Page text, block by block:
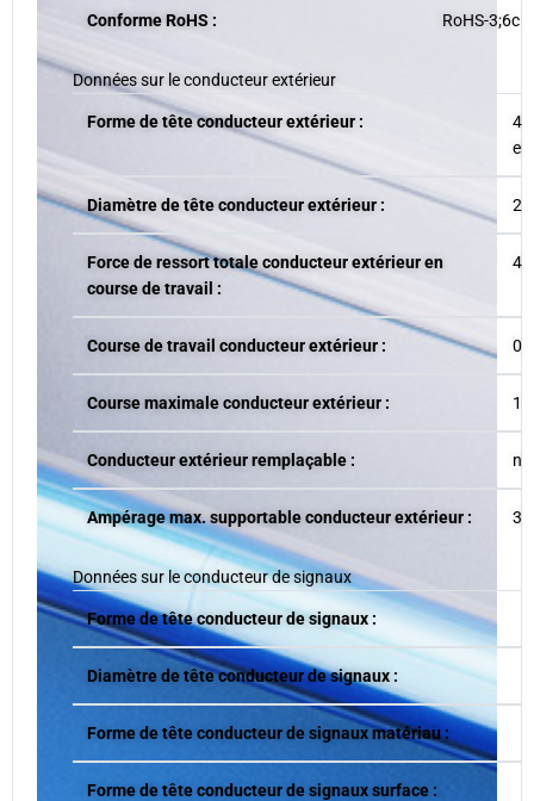
Conforme RoHS : RoHS-3;6c
Données sur le conducteur extérieur
Forme de tête conducteur extérieur :
43
Diamètre de tête conducteur extérieur :
Force de ressort totale conducteur extérieur en
course de travail :
4
Course de travail conducteur extérieur :
Course maximale conducteur extérieur :
Conducteur extérieur remplaçable :
Ampérage max. supportable conducteur extérieur : 3
Données sur le conducteur de signaux
Forme de tête conducteur de signaux :
Diamètre de tête conducteur de signaux :
Forme de tête conducteur de signaux matériau :
Forme de tête conducteur de signaux surface :